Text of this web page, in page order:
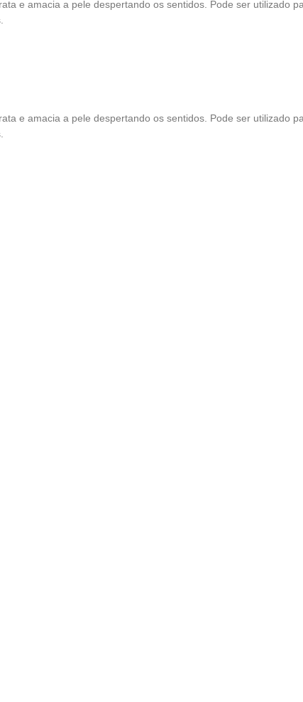
e amacia a pele despertando os sentidos. Pode ser utilizado
e amacia a pele despertando os sentidos. Pode ser utilizado